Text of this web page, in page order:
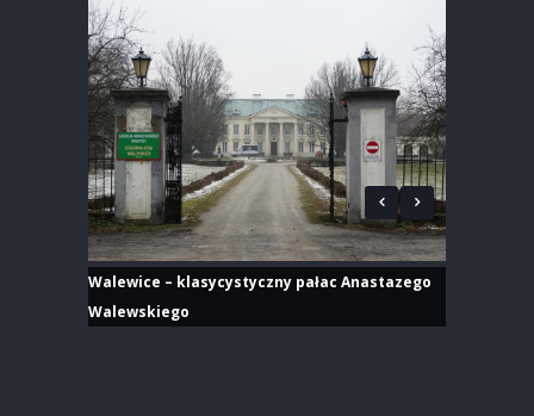
Walewice – klasycystyczny pałac Anastazego
Walewskiego